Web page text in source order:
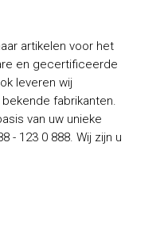
artikelen voor het
en gecertificeerde
leveren wij
fabrikanten.
van uw unieke
- 123 0 888. Wij zijn u